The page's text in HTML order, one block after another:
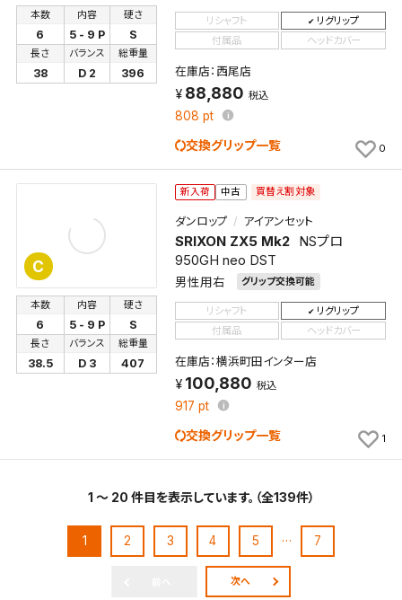
本数
6
内容
5 - 9 P
硬さ
S
長さ
38
バランス
D 2
総重量
396
リシャフト
リグリップ
付属品
ヘッドカバー
在庫店：西尾店
88,880 税込
808 pt
交換グリップ一覧 0
C
新入荷 中古 買替え割対象
ダンロップ アイアンセット
SRIXON ZX5 Mk2
NSプロ
950GH neo DST
男性用右 グリップ交換可能
本数
6
内容
5 - 9 P
硬さ
S
長さ
38.5
バランス
D 3
総重量
407
リシャフト
リグリップ
付属品
ヘッドカバー
在庫店：横浜町田インター店
100,880 税込
917 pt
交換グリップ一覧 1
1 ～ 20 件目を表示しています。（全139件）
1 2 3 4 5 … 7
次へ